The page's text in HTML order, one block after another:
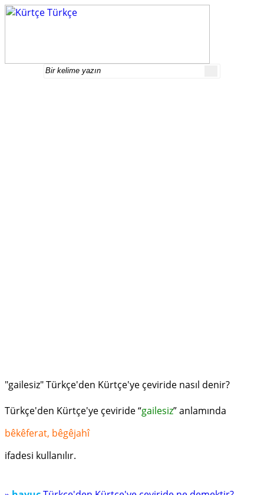
"gailesiz" Türkçe'den Kürtçe'ye çeviride nasıl denir?
Türkçe'den Kürtçe'ye çeviride “gailesiz” anlamında
bêkêferat, bêgêjahî
ifadesi kullanılır.